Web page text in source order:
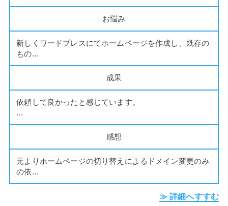
お悩み
新しくワードプレスにてホームページを作成し、既存の
もの...
成果
依頼して良かったと感じています。
...
感想
元よりホームページの切り替えによるドメイン変更のみ
の依...
≫ 詳細へすすむ